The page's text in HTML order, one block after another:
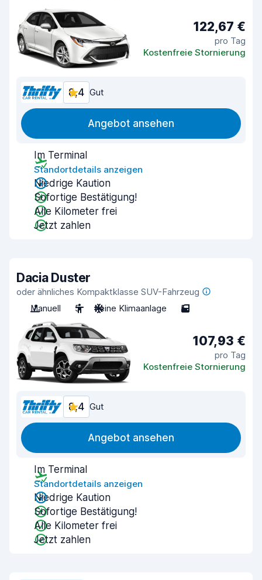
122,67 €
pro Tag
Kostenfreie Stornierung
8,4 Gut
Angebot ansehen
Im Terminal
Standortdetails anzeigen
Niedrige Kaution
Sofortige Bestätigung!
Alle Kilometer frei
Jetzt zahlen
Dacia Duster
oder ähnliches Kompaktklasse SUV-Fahrzeug
Manuell
5 Keine Klimaanlage 5
107,93 €
pro Tag
Kostenfreie Stornierung
8,4 Gut
Angebot ansehen
Im Terminal
Standortdetails anzeigen
Niedrige Kaution
Sofortige Bestätigung!
Alle Kilometer frei
Jetzt zahlen